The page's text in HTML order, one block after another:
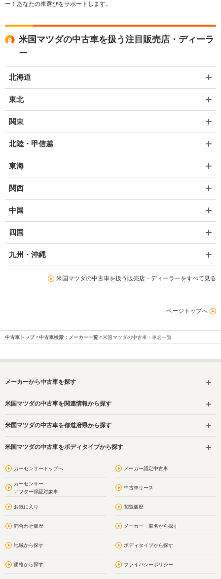
ー！あなたの車選びをサポートします。
米国マツダの中古車を扱う注目販売店・ディーラ
ー
北海道
東北
関東
北陸・甲信越
東海
関西
中国
四国
九州・沖縄
米国マツダの中古車を扱う販売店・ディーラーをすべて見る
ページトップへ
中古車トップ 中古車検索：メーカー一覧 米国マツダの中古車：車名一覧
メーカーから中古車を探す
米国マツダの中古車を関連情報から探す
米国マツダの中古車を都道府県から探す
米国マツダの中古車をボディタイプから探す
カーセンサートップへ メーカー認定中古車
カーセンサー
アフター保証対象車
中古車リース
お気に入り 閲覧履歴
問合わせ履歴 メーカー・車名から探す
地域から探す ボディタイプから探す
価格から探す プライバシーポリシー